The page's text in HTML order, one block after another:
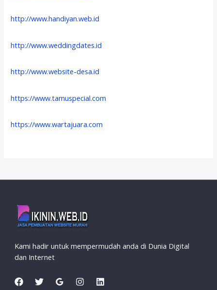
http://www.handiyan.web.id
http://www.weddingdates.id
http://www.website-desa.id
https://www.tamuspecial.com
https://www.wartajuara.com
Kami hadir untuk mempermudah anda di Dunia Digital
dan Internet